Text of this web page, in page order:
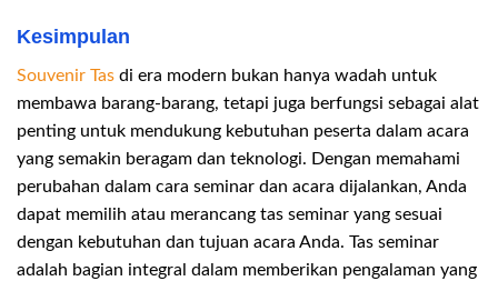
Kesimpulan
Souvenir Tas di era modern bukan hanya wadah untuk
membawa barang-barang, tetapi juga berfungsi sebagai alat
penting untuk mendukung kebutuhan peserta dalam acara
yang semakin beragam dan teknologi. Dengan memahami
perubahan dalam cara seminar dan acara dijalankan, Anda
dapat memilih atau merancang tas seminar yang sesuai
dengan kebutuhan dan tujuan acara Anda. Tas seminar
adalah bagian integral dalam memberikan pengalaman yang